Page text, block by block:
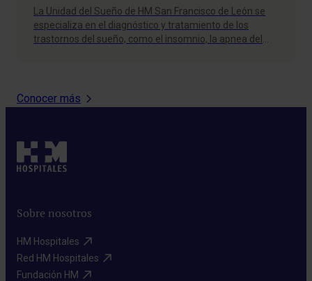
La Unidad del Sueño de HM San Francisco de León se
especializa en el diagnóstico y tratamiento de los
trastornos del sueño, como el insomnio, la apnea del
Conocer más
Sobre nosotros
HM Hospitales​
Red HM Hospitales​
Fundación HM​